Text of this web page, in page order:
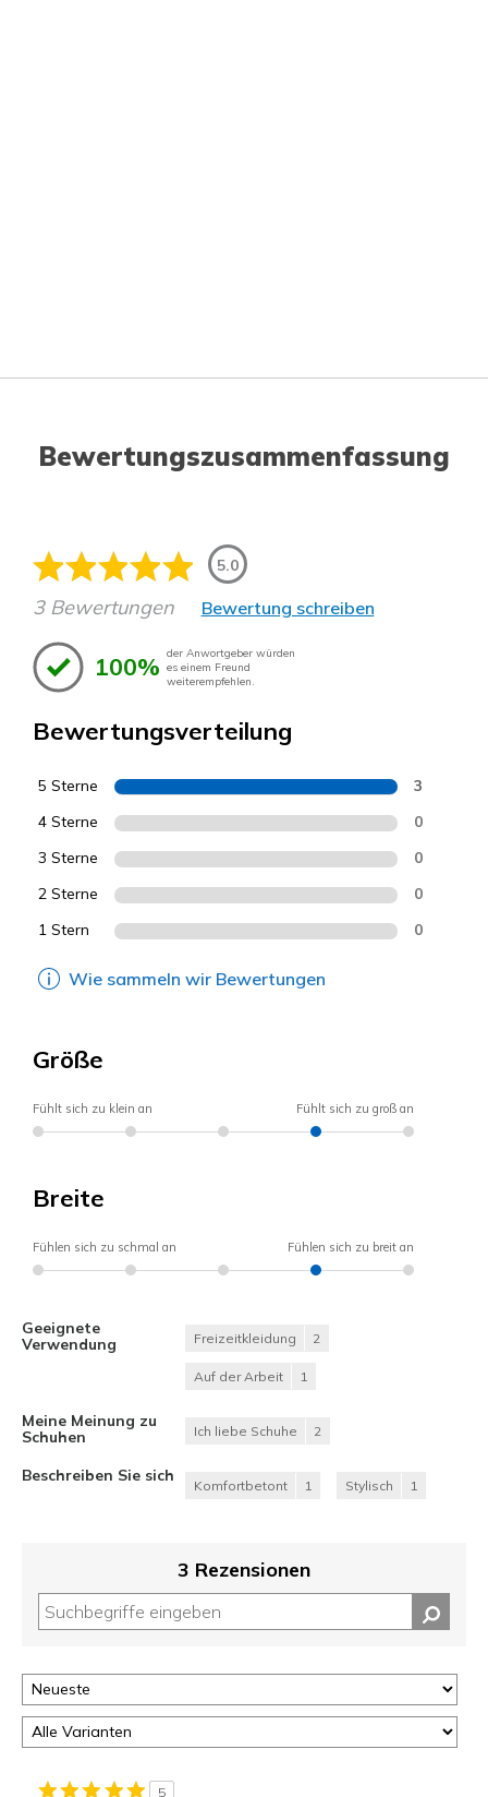
Bewertungszusammenfassung
5.0
3 Bewertungen Bewertung schreiben
100% der Anwortgeber würden
es einem Freund
weiterempfehlen.
Bewertungsverteilung
5 Sterne 3
4 Sterne 0
3 Sterne 0
2 Sterne 0
1 Stern 0
Wie sammeln wir Bewertungen
Größe
Fühlt sich zu klein an Fühlt sich zu groß an
Breite
Fühlen sich zu schmal an Fühlen sich zu breit an
Geeignete
Verwendung
Freizeitkleidung 2
Auf der Arbeit 1
Meine Meinung zu
Schuhen
Ich liebe Schuhe 2
Beschreiben Sie sich
Komfortbetont 1 Stylisch 1
3 Rezensionen
5